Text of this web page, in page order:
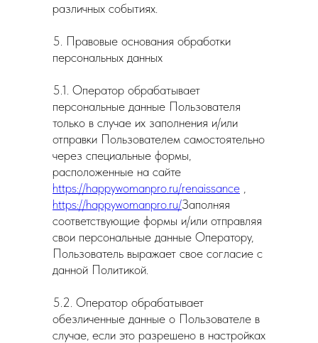
различных событиях.
5. Правовые основания обработки
персональных данных
5.1. Оператор обрабатывает
персональные данные Пользователя
только в случае их заполнения и/или
отправки Пользователем самостоятельно
через специальные формы,
расположенные на сайте
https://happywomanpro.ru/renaissance
https://happywomanpro.ru/Заполняя
соответствующие формы и/или отправляя
свои персональные данные Оператору,
Пользователь выражает свое согласие с
данной Политикой.
5.2. Оператор обрабатывает
обезличенные данные о Пользователе в
случае, если это разрешено в настройках